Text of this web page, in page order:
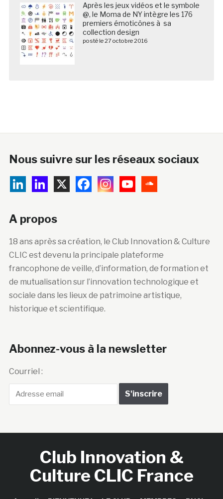
Après les jeux vidéos et le symbole
@, le Moma de NY intègre les 176
premiers émoticônes à sa
collection design
posté le 27 octobre 2016
Nous suivre sur les réseaux sociaux
A propos
18 ans après sa création, le Club Innovation & Culture
CLIC est devenu la principale plateforme
francophone de veille, d’information, de formation et
de mutualisation sur l’innovation technologique et
sociale dans les lieux de patrimoine artistique,
historique et scientifique.
Abonnez-vous à la newsletter
Courriel :
Club Innovation &
Culture CLIC France